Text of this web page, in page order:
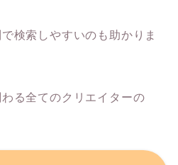
検索しやすいのも助かりま
る全てのクリエイターの